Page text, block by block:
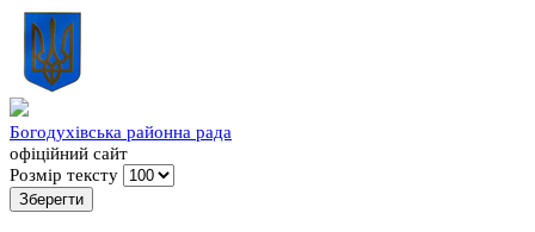
Богодухівська районна рада
офіційний сайт
Розмір тексту